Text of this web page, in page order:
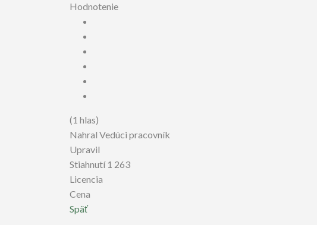
Hodnotenie
(1 hlas)
Nahral Vedúci pracovník
Upravil
Stiahnutí 1 263
Licencia
Cena
Späť